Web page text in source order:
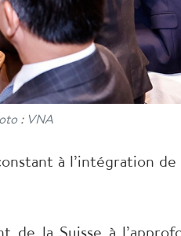
: VNA
à l’intégration
de la Suisse à